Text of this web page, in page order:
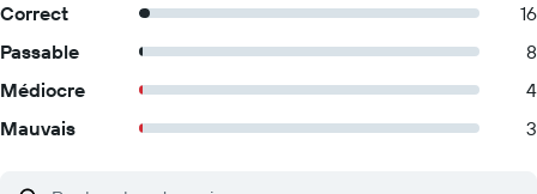
Correct
16
Passable
8
Médiocre
4
Mauvais
3